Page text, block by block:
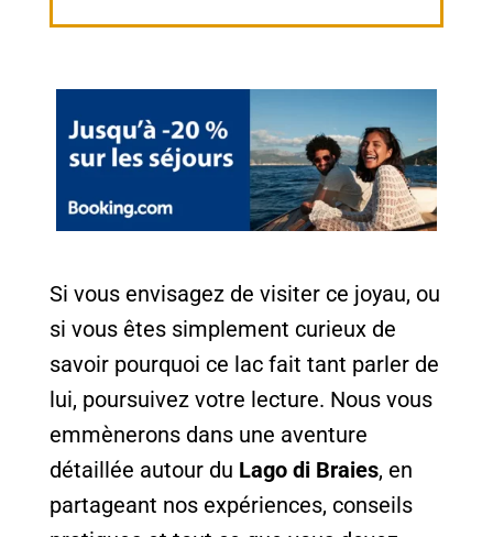
Si vous envisagez de visiter ce joyau, ou
si vous êtes simplement curieux de
savoir pourquoi ce lac fait tant parler de
lui, poursuivez votre lecture. Nous vous
emmènerons dans une aventure
détaillée autour du Lago di Braies, en
partageant nos expériences, conseils